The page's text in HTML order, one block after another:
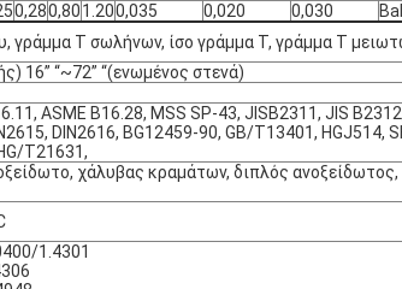
0,280,801.200,035 0,020 0,030 Bal
γράμμα Τ σωλήνων, ίσο γράμμα Τ, γράμμα Τ
16” “~72” “(ενωμένος στενά)
ASME B16.28, MSS SP-43, JISB2311, JIS
DIN2616, BG12459-90, GB/T13401, HGJ514,
T21631,
χάλυβας κραμάτων, διπλός
1.4301